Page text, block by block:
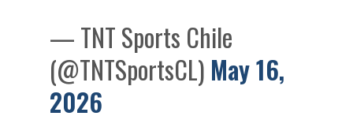
— TNT Sports Chile
(@TNTSportsCL) May 16,
2026